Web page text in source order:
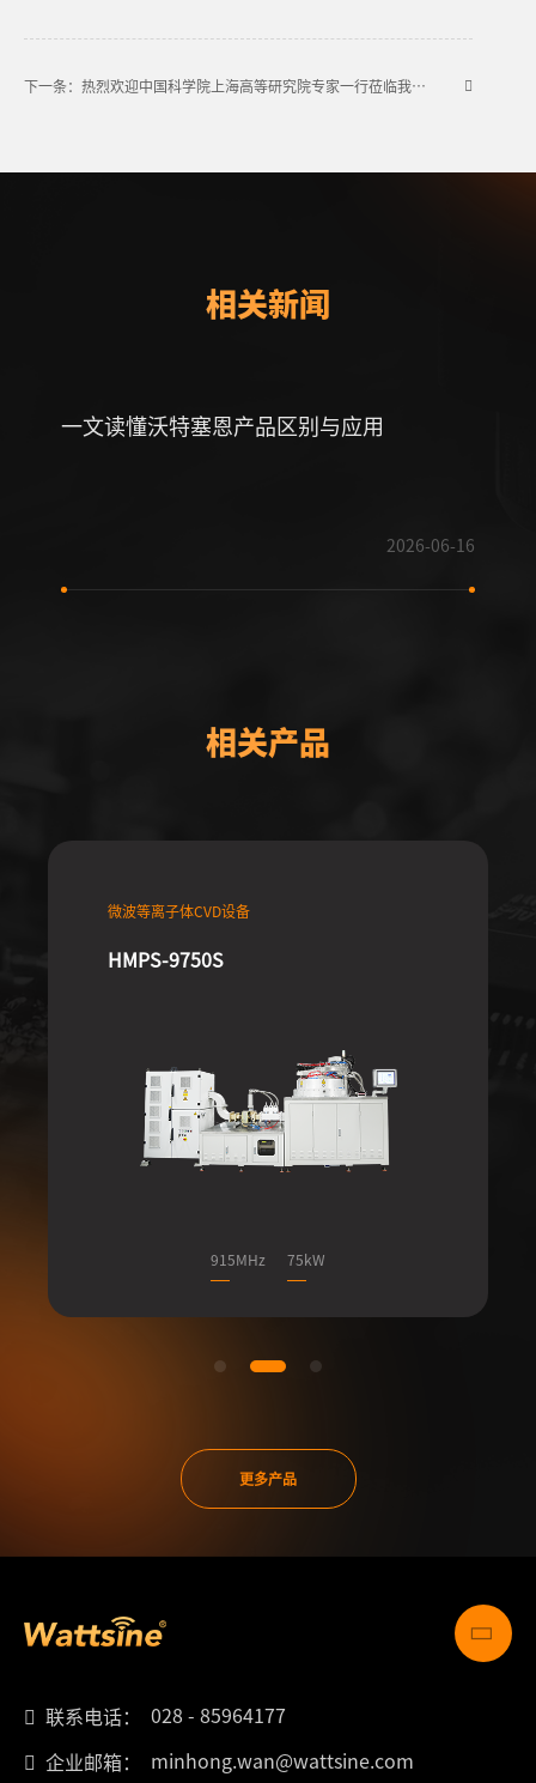
下一条：热烈欢迎中国科学院上海高等研究院专家一行莅临我司参观交流
相关新闻
一文读懂沃特塞恩产品区别与应用
2026-06-16
相关产品
微波等离子体CVD设备
HMPS-9750S
915MHz 75kW
更多产品
联系电话：
028 - 85964177
企业邮箱：
minhong.wan@wattsine.com